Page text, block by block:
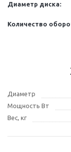
Диаметр диска:
Количество
Диаметр
Мощность Вт
Вес, кг